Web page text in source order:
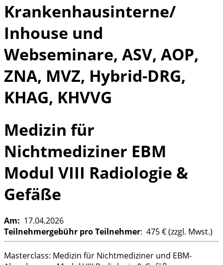
Krankenhausinterne/
Inhouse und
Webseminare, ASV, AOP,
ZNA, MVZ, Hybrid-DRG,
KHAG, KHVVG
Medizin für
Nichtmediziner EBM
Modul VIII Radiologie &
Gefäße
Am: 17.04.2026
Teilnehmergebühr pro Teilnehmer: 475 € (zzgl. Mwst.)
Masterclass: Medizin für Nichtmediziner und EBM-